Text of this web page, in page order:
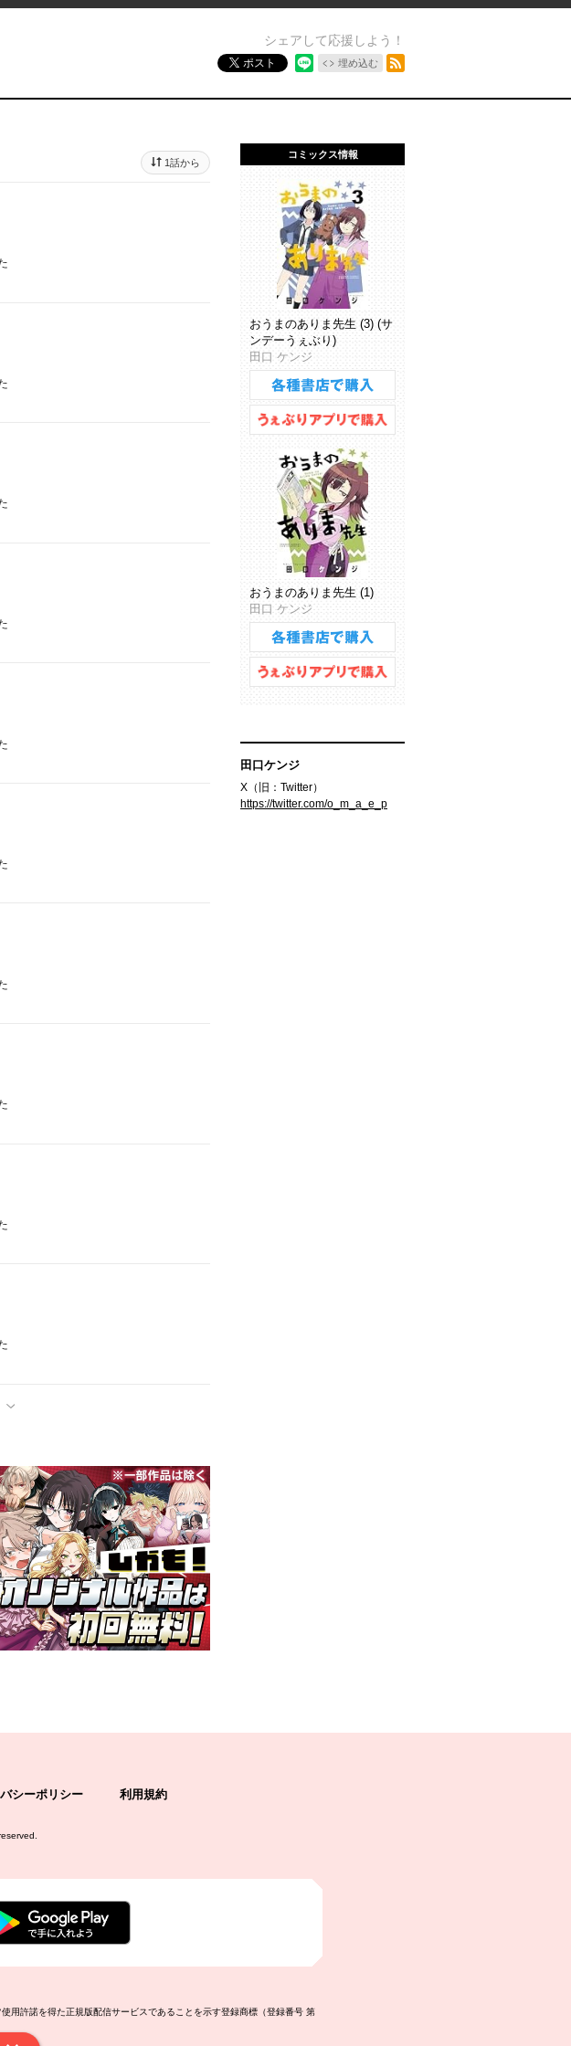
シェアして応援しよう！
ポスト 埋め込む
1話から
コミックス情報
おうまのありま先生 (3) (サ
ンデーうぇぶり)
田口 ケンジ
おうまのありま先生 (1)
田口 ケンジ
田口ケンジ
X（旧：Twitter）
https://twitter.com/o_m_a_e_p
シーポリシー 利用規約
用許諾を得た正規版配信サービスであることを示す登録商標（登録番号 第